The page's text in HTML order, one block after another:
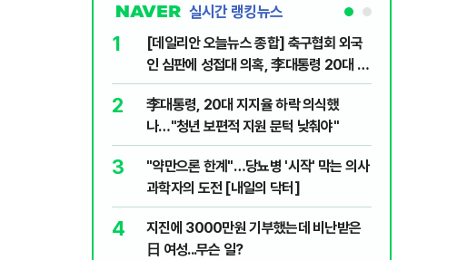
실시간 랭킹뉴스
1
[데일리안 오늘뉴스 종합] 축구협회 외국
인 심판에 성접대 의혹, 李대통령 20대 지
지율 하락 의식했나, 삼전닉스 올인은 금
물, SK하이닉스 프리마켓 시초가 논란 재
점화, 김민석 "과반 승리 가능성 99%" 등
2
李대통령, 20대 지지율 하락 의식했
나…"청년 보편적 지원 문턱 낮춰야"
3
"약만으론 한계"…당뇨병 '시작' 막는 의사
과학자의 도전 [내일의 닥터]
4
지진에 3000만원 기부했는데 비난받은
日 여성...무슨 일?